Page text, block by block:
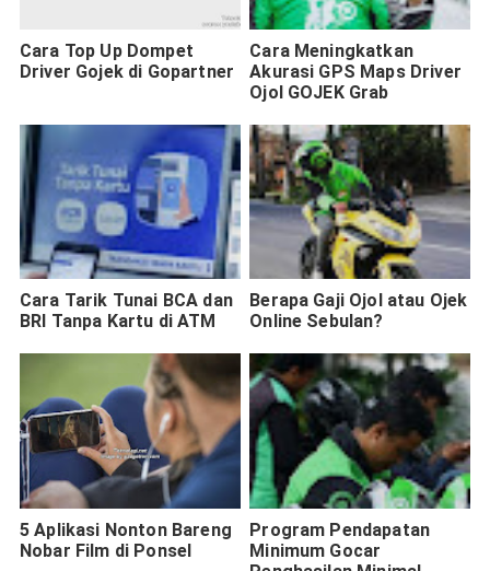
Cara Top Up Dompet
Driver Gojek di Gopartner
Cara Meningkatkan
Akurasi GPS Maps Driver
Ojol GOJEK Grab
Cara Tarik Tunai BCA dan
BRI Tanpa Kartu di ATM
Berapa Gaji Ojol atau Ojek
Online Sebulan?
5 Aplikasi Nonton Bareng
Nobar Film di Ponsel
Program Pendapatan
Minimum Gocar